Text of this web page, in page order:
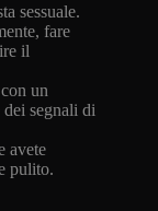
sessuale.
fare
il
un
segnali di
avete
pulito.